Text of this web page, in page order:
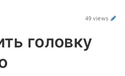
49 views
головку